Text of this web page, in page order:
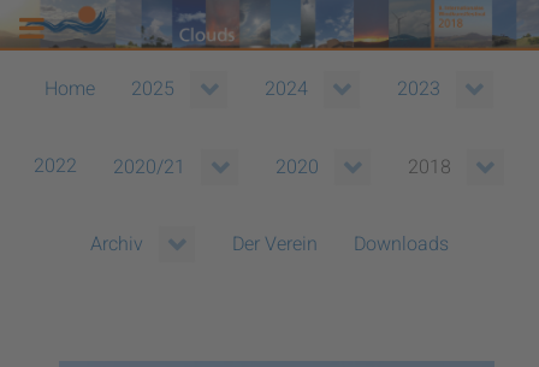
Home 2025 2024 2023
2022 2020/21 2020 2018
Archiv Der Verein Downloads